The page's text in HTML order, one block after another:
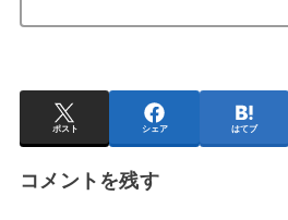
ポスト シェア はてブ
コメントを残す